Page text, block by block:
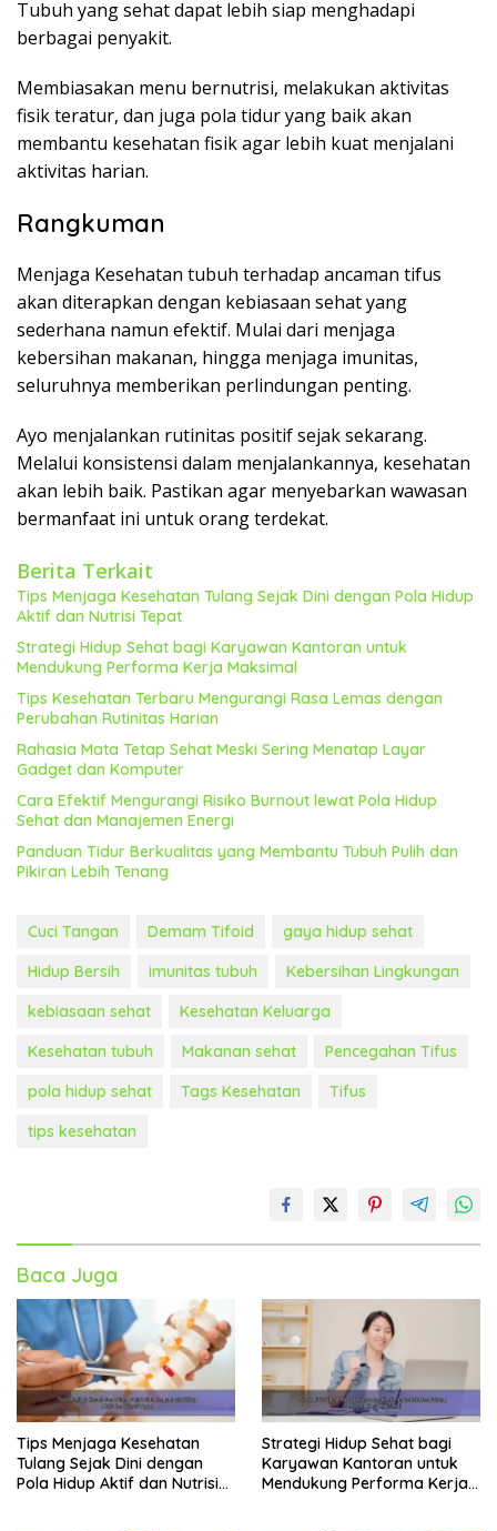
Tubuh yang sehat dapat lebih siap menghadapi
berbagai penyakit.
Membiasakan menu bernutrisi, melakukan aktivitas
fisik teratur, dan juga pola tidur yang baik akan
membantu kesehatan fisik agar lebih kuat menjalani
aktivitas harian.
Rangkuman
Menjaga Kesehatan tubuh terhadap ancaman tifus
akan diterapkan dengan kebiasaan sehat yang
sederhana namun efektif. Mulai dari menjaga
kebersihan makanan, hingga menjaga imunitas,
seluruhnya memberikan perlindungan penting.
Ayo menjalankan rutinitas positif sejak sekarang.
Melalui konsistensi dalam menjalankannya, kesehatan
akan lebih baik. Pastikan agar menyebarkan wawasan
bermanfaat ini untuk orang terdekat.
Berita Terkait
Tips Menjaga Kesehatan Tulang Sejak Dini dengan Pola Hidup
Aktif dan Nutrisi Tepat
Strategi Hidup Sehat bagi Karyawan Kantoran untuk
Mendukung Performa Kerja Maksimal
Tips Kesehatan Terbaru Mengurangi Rasa Lemas dengan
Perubahan Rutinitas Harian
Rahasia Mata Tetap Sehat Meski Sering Menatap Layar
Gadget dan Komputer
Cara Efektif Mengurangi Risiko Burnout lewat Pola Hidup
Sehat dan Manajemen Energi
Panduan Tidur Berkualitas yang Membantu Tubuh Pulih dan
Pikiran Lebih Tenang
Cuci Tangan Demam Tifoid
gaya hidup sehat
Hidup Bersih
imunitas tubuh
Kebersihan Lingkungan
kebiasaan sehat
Kesehatan Keluarga
Kesehatan tubuh
Makanan sehat
Pencegahan Tifus
pola hidup sehat
Tags Kesehatan
Tifus
tips kesehatan
Baca Juga
Tips Menjaga Kesehatan
Tulang Sejak Dini dengan
Pola Hidup Aktif dan Nutrisi
Strategi Hidup Sehat bagi
Karyawan Kantoran untuk
Mendukung Performa Kerja